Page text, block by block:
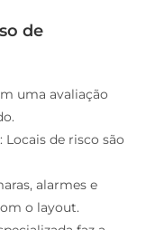
de
uma avaliação
: Locais de risco são
alarmes e
o layout.